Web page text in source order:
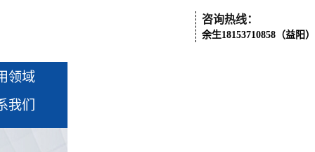
咨询热线：
余生18153710858（益阳）
领域
我们